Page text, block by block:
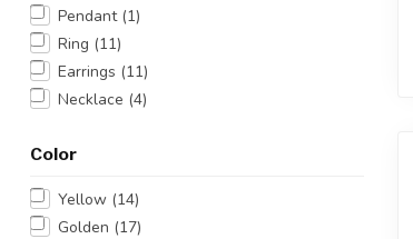
Pendant (1)
Ring (11)
Earrings (11)
Necklace (4)
Color
Yellow (14)
Golden (17)